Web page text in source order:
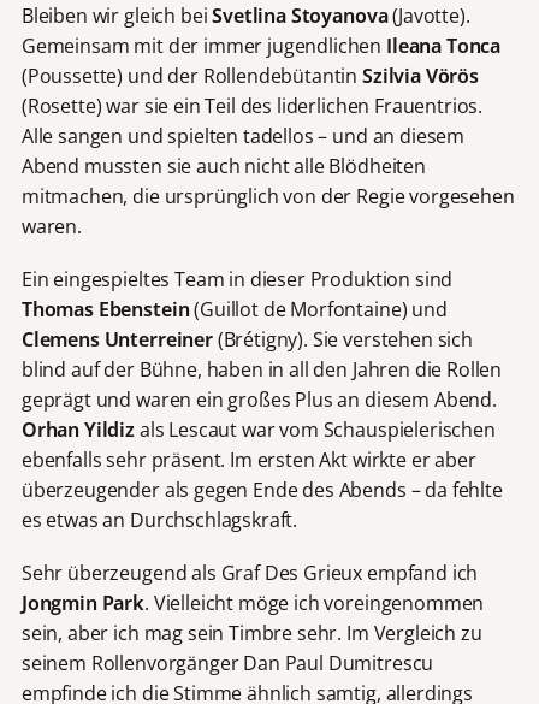
Bleiben wir gleich beiSvetlina Stoyanova(Javotte).
Gemeinsam mit der immer jugendlichen Ileana Tonca
(Poussette) und der Rollendebütantin Szilvia Vörös
(Rosette) war sie ein Teil des liderlichen Frauentrios.
Alle sangen und spielten tadellos – und an diesem
Abend mussten sie auch nicht alle Blödheiten
mitmachen, die ursprünglich von der Regie vorgesehen
waren.
Ein eingespieltes Team in dieser Produktion sind
Thomas Ebenstein(Guillot de Morfontaine) und
Clemens Unterreiner(Brétigny). Sie verstehen sich
blind auf der Bühne, haben in all den Jahren die Rollen
geprägt und waren ein großes Plus an diesem Abend.
Orhan Yildizals Lescaut war vom Schauspielerischen
ebenfalls sehr präsent. Im ersten Akt wirkte er aber
überzeugender als gegen Ende des Abends – da fehlte
es etwas an Durchschlagskraft.
Sehr überzeugend als Graf Des Grieux empfand ich
Jongmin Park. Vielleicht möge ich voreingenommen
sein, aber ich mag sein Timbre sehr. Im Vergleich zu
seinem Rollenvorgänger Dan Paul Dumitrescu
empfinde ich die Stimme ähnlich samtig, allerdings